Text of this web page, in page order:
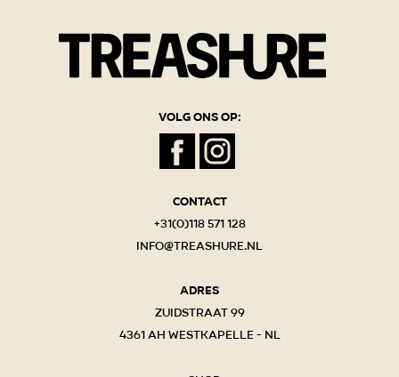
Volg ons op:
Contact
+31(0)118 571 128
info@treashure.nl
Adres
Zuidstraat 99
4361 AH Westkapelle - NL